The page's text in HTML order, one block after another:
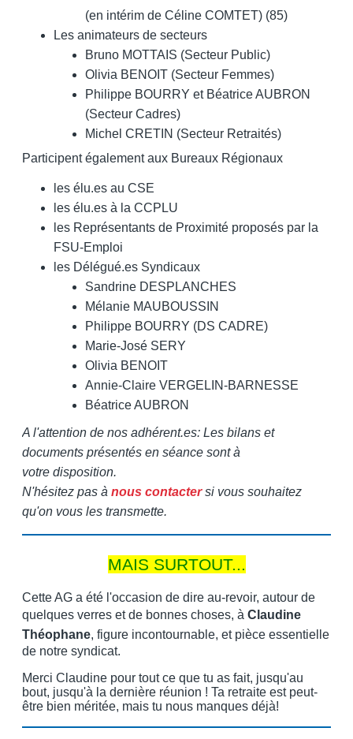
(en intérim de Céline COMTET) (85)
Les animateurs de secteurs
Bruno MOTTAIS (Secteur Public)
Olivia BENOIT (Secteur Femmes)
Philippe BOURRY et Béatrice AUBRON
(Secteur Cadres)
Michel CRETIN (Secteur Retraités)
Participent également aux Bureaux Régionaux
les élu.es au CSE
les élu.es à la CCPLU
les Représentants de Proximité proposés par la
FSU-Emploi
les Délégué.es Syndicaux
Sandrine DESPLANCHES
Mélanie MAUBOUSSIN
Philippe BOURRY (DS CADRE)
Marie-José SERY
Olivia BENOIT
Annie-Claire VERGELIN-BARNESSE
Béatrice AUBRON
A l'attention de nos adhérent.es: Les bilans et
documents présentés en séance sont à
votre disposition.
N'hésitez pas à nous contactersi vous souhaitez
qu'on vous les transmette.
MAIS SURTOUT...
Cette AG a été l'occasion de dire au-revoir, autour de
quelques verres et de bonnes choses, à Claudine
Théophane, figure incontournable, et pièce essentielle
de notre syndicat.
Merci Claudine pour tout ce que tu as fait, jusqu'au
bout, jusqu'à la dernière réunion ! Ta retraite est peut-
être bien méritée, mais tu nous manques déjà!